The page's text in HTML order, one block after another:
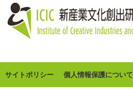
サイトポリシー 個人情報保護について